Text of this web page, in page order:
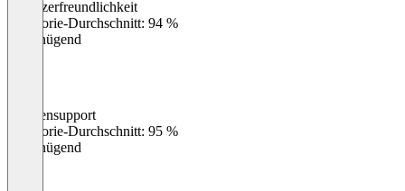
Benutzerfreundlichkeit
Kategorie-Durchschnitt: 94 %
Ungenügend
Kundensupport
Kategorie-Durchschnitt: 95 %
Ungenügend